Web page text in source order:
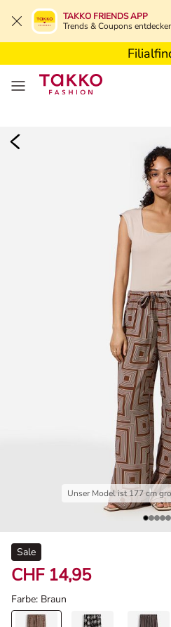
TAKKO FRIENDS APP
Trends & Coupons
Unser Model ist 177 cm
Sale
CHF 14,95
Farbe: Braun